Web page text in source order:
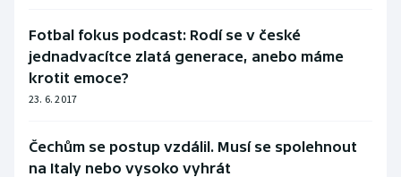
Fotbal fokus podcast: Rodí se v české
jednadvacítce zlatá generace, anebo máme
krotit emoce?
23. 6. 2017
Čechům se postup vzdálil. Musí se spolehnout
na Italy nebo vysoko vyhrát